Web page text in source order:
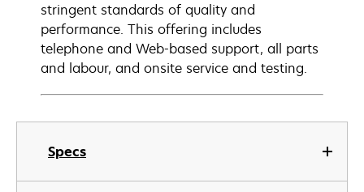
Specs
stringent standards of quality and
performance. This offering includes
telephone and Web-based support, all parts
and labour, and onsite service and testing.